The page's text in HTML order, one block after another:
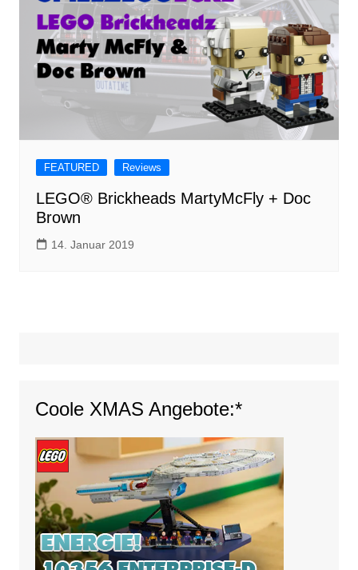
FEATURED Reviews
LEGO® Brickheads MartyMcFly + Doc
Brown
14. Januar 2019
Coole XMAS Angebote:*